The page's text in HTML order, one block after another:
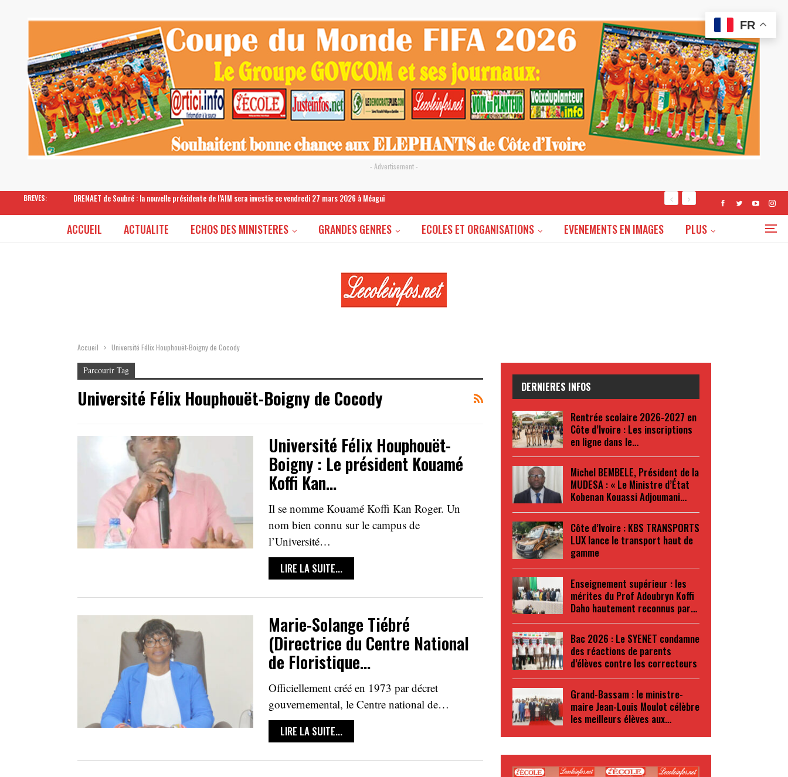
- Advertisement -
BREVES: DRENAET de Soubré : la nouvelle présidente de l’AIM sera investie ce vendredi 27 mars 2026 à Méagui
ACCUEIL ACTUALITE ECHOS DES MINISTERES GRANDES GENRES ECOLES ET ORGANISATIONS EVENEMENTS EN IMAGES PLUS
Accueil Université Félix Houphouët-Boigny de Cocody
Parcourir Tag
Université Félix Houphouët-Boigny de Cocody
Université Félix Houphouët-
Boigny : Le président Kouamé
Koffi Kan…
Il se nomme Kouamé Koffi Kan Roger. Un
nom bien connu sur le campus de
l’Université…
LIRE LA SUITE...
Marie-Solange Tiébré
(Directrice du Centre National
de Floristique…
Officiellement créé en 1973 par décret
gouvernemental, le Centre national de…
LIRE LA SUITE...
DERNIERES INFOS
Rentrée scolaire 2026-2027 en
Côte d’Ivoire : Les inscriptions
en ligne dans le…
Michel BEMBELE, Président de la
MUDESA : « Le Ministre d’État
Kobenan Kouassi Adjoumani…
Côte d’Ivoire : KBS TRANSPORTS
LUX lance le transport haut de
gamme
Enseignement supérieur : les
mérites du Prof Adoubryn Koffi
Daho hautement reconnus par…
Bac 2026 : Le SYENET condamne
des réactions de parents
d’élèves contre les correcteurs
Grand-Bassam : le ministre-
maire Jean-Louis Moulot célèbre
les meilleurs élèves aux…
FR